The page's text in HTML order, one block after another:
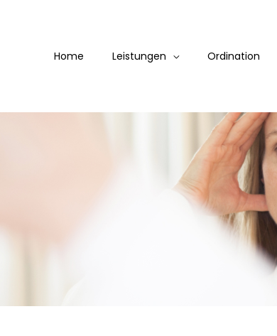
Home Leistungen Ordination